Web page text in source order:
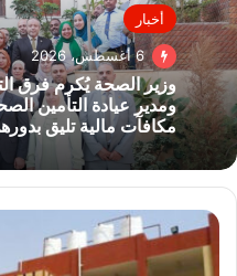
أخبار
6 أغسطس، 2026
وزير الصحة يُكرم فرق
ومدير عيادة التأمين
مكافآت مالية تليق
رسميا..
استمرار
التقديم